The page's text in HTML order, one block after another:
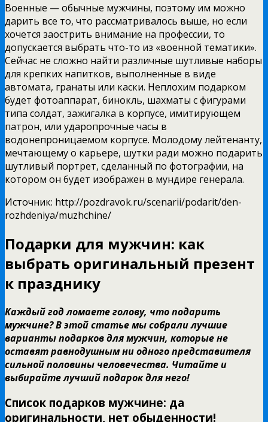
Военные — обычные мужчины, поэтому им можно
дарить все то, что рассматривалось выше, но если
хочется заострить внимание на профессии, то
допускается выбрать что-то из «военной тематики».
Сейчас не сложно найти различные шутливые наборы
для крепких напитков, выполненные в виде
автомата, гранаты или каски. Неплохим подарком
будет фотоаппарат, бинокль, шахматы с фигурами
типа солдат, зажигалка в корпусе, имитирующем
патрон, или ударопрочные часы в
водонепроницаемом корпусе. Молодому лейтенанту,
мечтающему о карьере, шутки ради можно подарить
шутливый портрет, сделанный по фотографии, на
котором он будет изображен в мундире генерала.
Источник: http://pozdravok.ru/scenarii/podarit/den-
rozhdeniya/muzhchine/
Подарки для мужчин: как
выбрать оригинальный презент
к празднику
Каждый год ломаете голову, что подарить
мужчине? В этой статье мы собрали лучшие
варианты подарков для мужчин, которые не
оставят равнодушным ни одного представителя
сильной половины человечества. Читайте и
выбирайте лучший подарок для него!
Список подарков мужчине: да
оригинальности, нет обыденности!